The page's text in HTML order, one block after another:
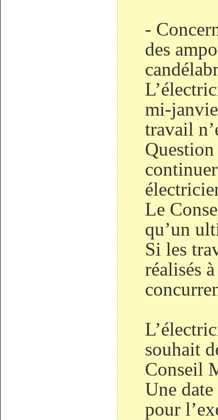
-
des
mi-
travail
Le
qu’un
Si les
réalisés
souhait
Conseil
Une
pour